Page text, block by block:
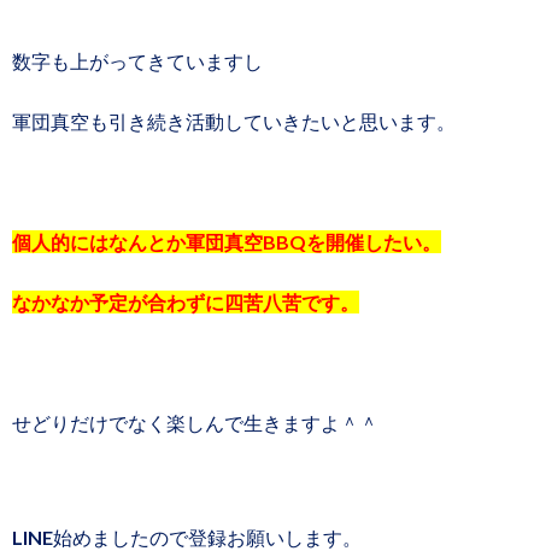
数字も上がってきていますし
軍団真空も引き続き活動していきたいと思います。
個人的にはなんとか軍団真空BBQを開催したい。
なかなか予定が合わずに四苦八苦です。
せどりだけでなく楽しんで生きますよ＾＾
LINE始めましたので登録お願いします。